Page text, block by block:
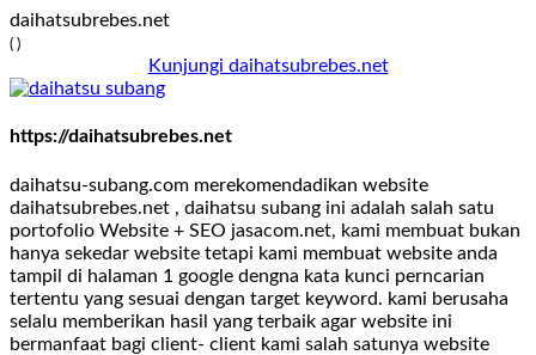
daihatsubrebes.net
( )
Kunjungi daihatsubrebes.net
https://daihatsubrebes.net
daihatsu-subang.com merekomendadikan website
daihatsubrebes.net , daihatsu subang ini adalah salah satu
portofolio Website + SEO jasacom.net, kami membuat bukan
hanya sekedar website tetapi kami membuat website anda
tampil di halaman 1 google dengna kata kunci perncarian
tertentu yang sesuai dengan target keyword. kami berusaha
selalu memberikan hasil yang terbaik agar website ini
bermanfaat bagi client- client kami salah satunya website